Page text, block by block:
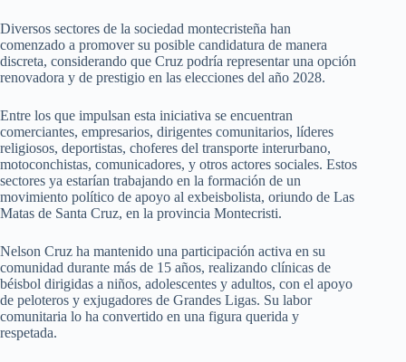
Diversos sectores de la sociedad montecristeña han
comenzado a promover su posible candidatura de manera
discreta, considerando que Cruz podría representar una opción
renovadora y de prestigio en las elecciones del año 2028.
Entre los que impulsan esta iniciativa se encuentran
comerciantes, empresarios, dirigentes comunitarios, líderes
religiosos, deportistas, choferes del transporte interurbano,
motoconchistas, comunicadores, y otros actores sociales. Estos
sectores ya estarían trabajando en la formación de un
movimiento político de apoyo al exbeisbolista, oriundo de Las
Matas de Santa Cruz, en la provincia Montecristi.
Nelson Cruz ha mantenido una participación activa en su
comunidad durante más de 15 años, realizando clínicas de
béisbol dirigidas a niños, adolescentes y adultos, con el apoyo
de peloteros y exjugadores de Grandes Ligas. Su labor
comunitaria lo ha convertido en una figura querida y
respetada.